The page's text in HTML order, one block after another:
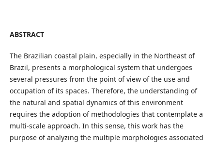
ABSTRACT
The Brazilian coastal plain, especially in the Northeast of
Brazil, presents a morphological system that undergoes
several pressures from the point of view of the use and
occupation of its spaces. Therefore, the understanding of
the natural and spatial dynamics of this environment
requires the adoption of methodologies that contemplate a
multi-scale approach. In this sense, this work has the
purpose of analyzing the multiple morphologies associated